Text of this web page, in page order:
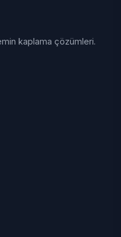
kaplama çözümleri.